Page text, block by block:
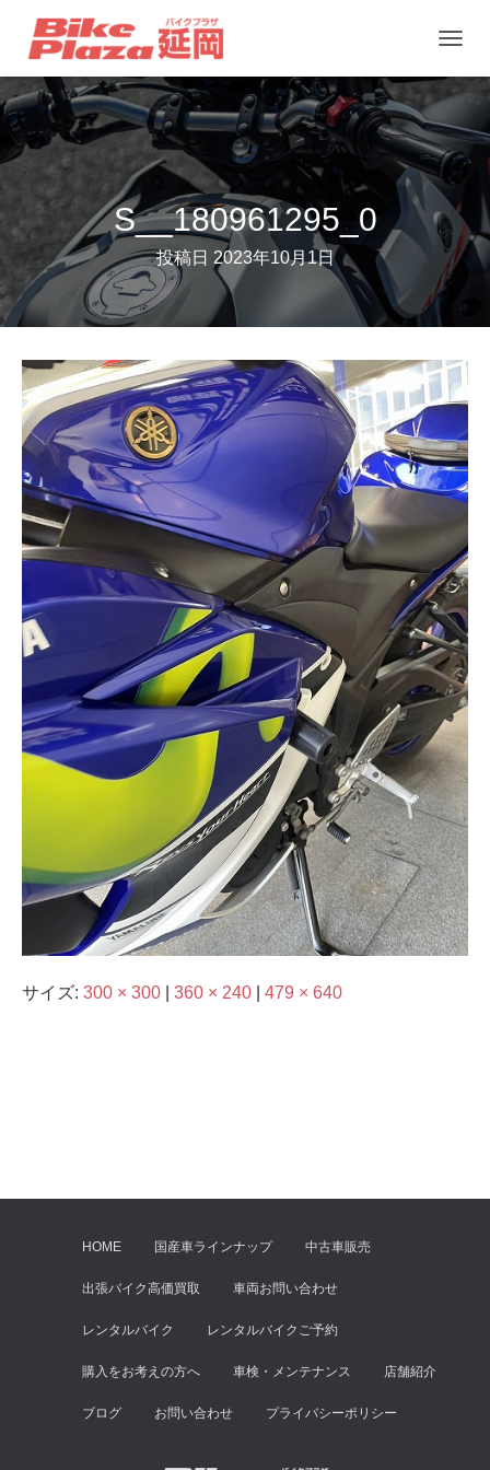
ビ
ー
シ
ョ
ン
を
り
え
S__180961295_0
投稿日 2023年10月1日
サイズ: 300 × 300 360 × 240 479 × 640
HOME 国産車ラインナップ 中古車販売
出張バイク高価買取 車両お問い合わせ
レンタルバイク レンタルバイクご予約
購入をお考えの方へ 車検・メンテナンス 店舗紹介
ブログ お問い合わせ プライバシーポリシー